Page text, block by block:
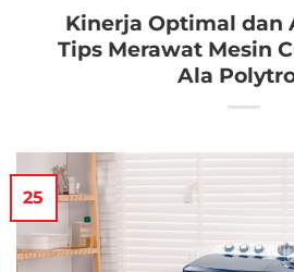
Kinerja Optimal dan
Tips Merawat Mesin
Ala
25